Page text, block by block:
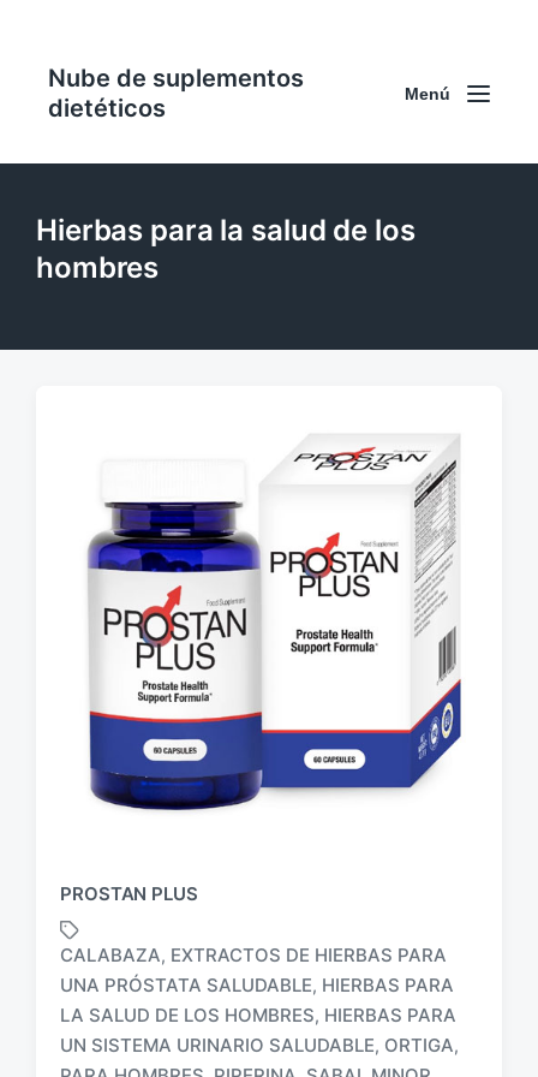
Nube de suplementos
dietéticos
Menú
Hierbas para la salud de los
hombres
PROSTAN PLUS
t
CALABAZA, EXTRACTOS DE HIERBAS PARA
UNA PRÓSTATA SALUDABLE, HIERBAS PARA
LA SALUD DE LOS HOMBRES, HIERBAS PARA
UN SISTEMA URINARIO SALUDABLE, ORTIGA,